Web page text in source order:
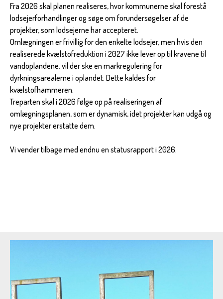
Fra 2026 skal planen realiseres, hvor kommunerne skal forestå
lodsejerforhandlinger og søge om forundersøgelser af de
projekter, som lodsejerne har accepteret.
Omlægningen er frivillig for den enkelte lodsejer, men hvis den
realiserede kvælstofreduktion i 2027 ikke lever op til kravene til
vandoplandene, vil der ske en markregulering for
dyrkningsarealerne i oplandet. Dette kaldes for
kvælstofhammeren.
Treparten skal i 2026 følge op på realiseringen af
omlægningsplanen, som er dynamisk, idet projekter kan udgå og
nye projekter erstatte dem.
Vi vender tilbage med endnu en statusrapport i 2026.